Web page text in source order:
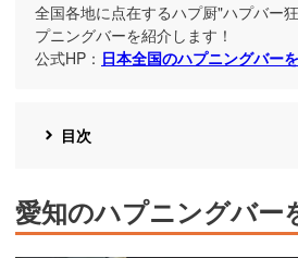
全国各地に点在するハプ厨"ハプバー
プニングバーを紹介します！
公式HP： 日本全国のハプニングバー
目次
愛知のハプニングバー